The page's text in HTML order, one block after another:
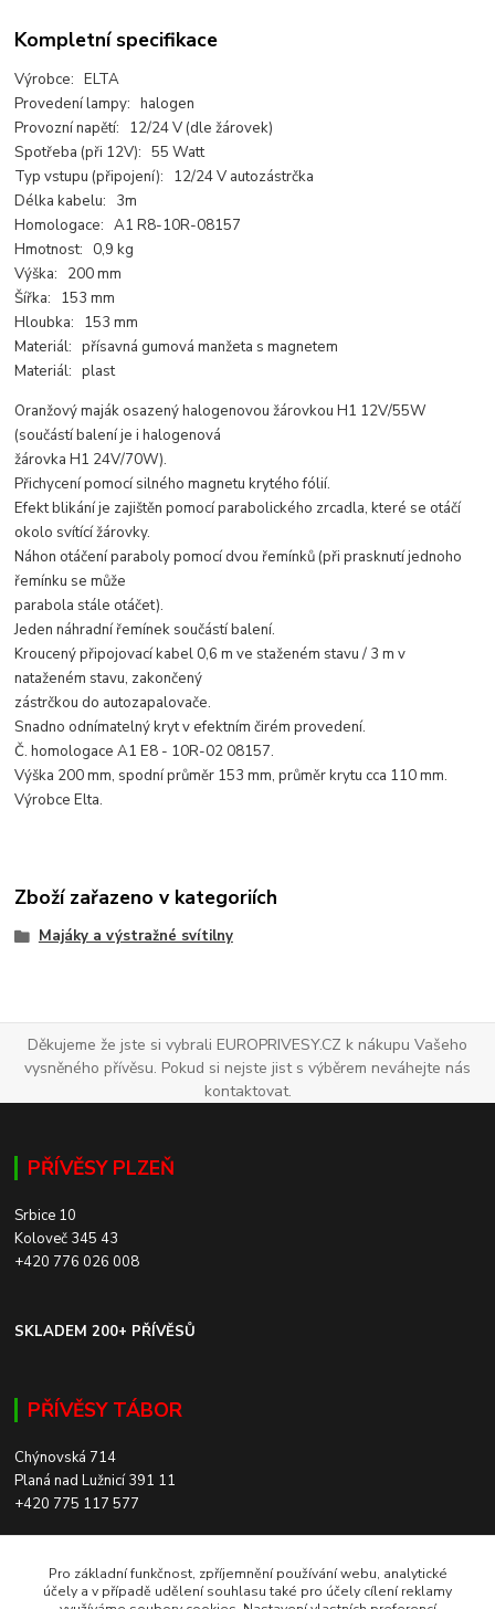
Kompletní specifikace
Výrobce: ELTA
Provedení lampy: halogen
Provozní napětí: 12/24 V (dle žárovek)
Spotřeba (při 12V): 55 Watt
Typ vstupu (připojení): 12/24 V autozástrčka
Délka kabelu: 3m
Homologace: A1 R8-10R-08157
Hmotnost: 0,9 kg
Výška: 200 mm
Šířka: 153 mm
Hloubka: 153 mm
Materiál: přísavná gumová manžeta s magnetem
Materiál: plast
Oranžový maják osazený halogenovou žárovkou H1 12V/55W
(součástí balení je i halogenová
žárovka H1 24V/70W).
Přichycení pomocí silného magnetu krytého fólií.
Efekt blikání je zajištěn pomocí parabolického zrcadla, které se otáčí
okolo svítící žárovky.
Náhon otáčení paraboly pomocí dvou řemínků (při prasknutí jednoho
řemínku se může
parabola stále otáčet).
Jeden náhradní řemínek součástí balení.
Kroucený připojovací kabel 0,6 m ve staženém stavu / 3 m v
nataženém stavu, zakončený
zástrčkou do autozapalovače.
Snadno odnímatelný kryt v efektním čirém provedení.
Č. homologace A1 E8 - 10R-02 08157.
Výška 200 mm, spodní průměr 153 mm, průměr krytu cca 110 mm.
Výrobce Elta.
Zboží zařazeno v kategoriích
Majáky a výstražné svítilny
Děkujeme že jste si vybrali EUROPRIVESY.CZ k nákupu Vašeho
vysněného přívěsu. Pokud si nejste jist s výběrem neváhejte nás
kontaktovat.
PŘÍVĚSY PLZEŇ
Srbice 10
Koloveč 345 43
+420 776 026 008
SKLADEM 200+ PŘÍVĚSŮ
PŘÍVĚSY TÁBOR
Chýnovská 714
Planá nad Lužnicí 391 11
+420 775 117 577
Pro základní funkčnost, zpříjemnění používání webu, analytické
účely a v případě udělení souhlasu také pro účely cílení reklamy